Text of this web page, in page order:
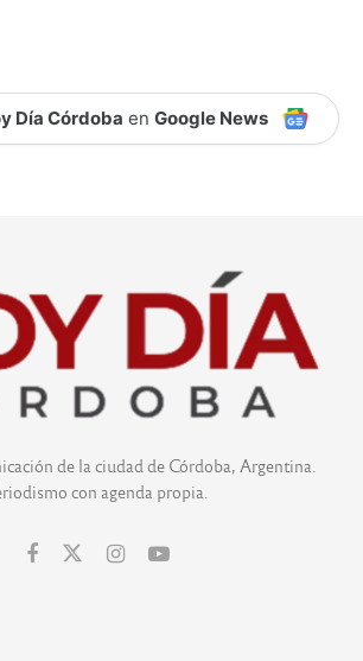
Día Córdoba en Google News
de la ciudad de Córdoba, Argentina.
con agenda propia.